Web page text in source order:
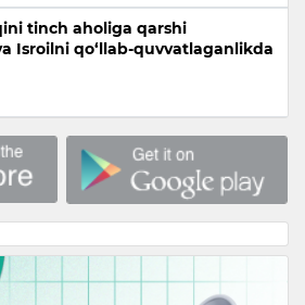
tinch aholiga qarshi
Isroilni qo‘llab-quvvatlaganlikda